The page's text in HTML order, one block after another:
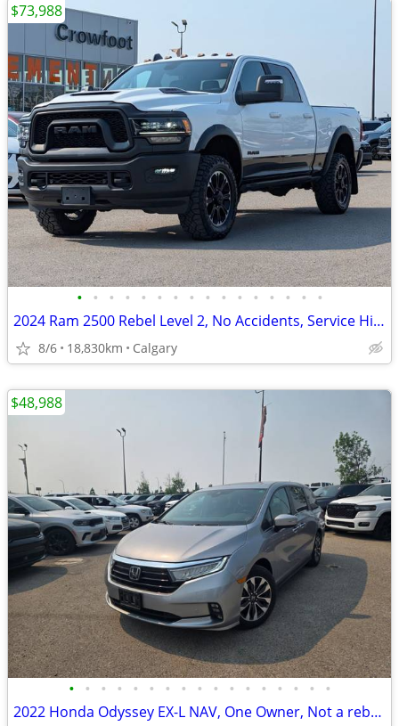
• • • • • • • • • • • • • • • •
2024 Ram 2500 Rebel Level 2, No Accidents, Service History #11160
8/6 18,830km Calgary
$73,988
• • • • • • • • • • • • • • • • •
2022 Honda Odyssey EX-L NAV, One Owner, Not a rebuild, #11158
$48,988